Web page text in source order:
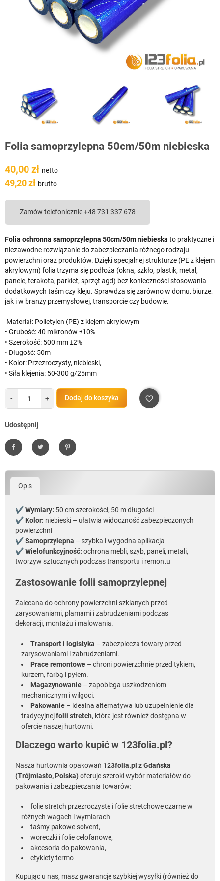
Folia samoprzylepna 50cm/50m niebieska
40,00 zł netto
49,20 zł brutto
Zamów telefonicznie +48 731 337 678
Folia ochronna samoprzylepna 50cm/50m niebieska to praktyczne i
niezawodne rozwiązanie do zabezpieczania różnego rodzaju
powierzchni oraz produktów. Dzięki specjalnej strukturze (PE z klejem
akrylowym) folia trzyma się podłoża (okna, szkło, plastik, metal,
panele, terakota, parkiet, sprzęt agd) bez konieczności stosowania
dodatkowych taśm czy kleju. Sprawdza się zarówno w domu, biurze,
jak i w branży przemysłowej, transporcie czy budowie.
Materiał: Polietylen (PE) z klejem akrylowym
• Grubość: 40 mikronów ±10%
• Szerokość: 500 mm ±2%
• Długość: 50m
• Kolor: Przezroczysty, niebieski,
• Siła klejenia: 50-300 g/25mm
- + Dodaj do koszyka favorite_border
Udostępnij
UdostępnijTweetujPinterest
Opis
✔Wymiary: 50 cm szerokości, 50 m długości
✔ Kolor: niebieski – ułatwia widoczność zabezpieczonych
powierzchni
✔Samoprzylepna – szybka i wygodna aplikacja
✔Wielofunkcyjność: ochrona mebli, szyb, paneli, metali,
tworzyw sztucznych podczas transportu i remontu
Zastosowanie folii samoprzylepnej
Zalecana do ochrony powierzchni szklanych przed
zarysowaniami, plamami i zabrudzeniami podczas
dekoracji, montażu i malowania.
Transport i logistyka – zabezpiecza towary przed
zarysowaniami i zabrudzeniami.
Prace remontowe – chroni powierzchnie przed tykiem,
kurzem, farbą i pyłem.
Magazynowanie – zapobiega uszkodzeniom
mechanicznym i wilgoci.
Pakowanie – idealna alternatywa lub uzupełnienie dla
tradycyjnejfolii stretch, która jest również dostępna w
ofercie naszej hurtowni.
Dlaczego warto kupić w 123folia.pl?
Nasza hurtownia opakowań 123folia.pl z Gdańska
(Trójmiasto, Polska)oferuje szeroki wybór materiałów do
pakowania i zabezpieczania towarów:
folie stretch przezroczyste i folie stretchowe czarne w
różnych wagach i wymiarach
taśmy pakowe solvent,
woreczki i folie celofanowe,
akcesoria do pakowania,
etykiety termo
Kupując u nas, masz gwarancję szybkiej wysyłki (również do